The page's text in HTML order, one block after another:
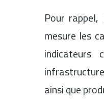
Pour
mesure les
indicateurs
ainsi que